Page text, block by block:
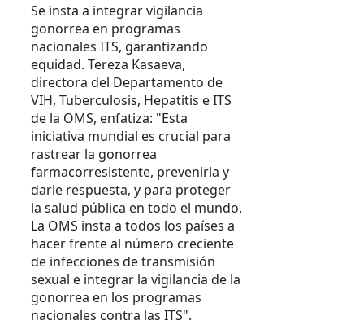
Se insta a integrar vigilancia
gonorrea en programas
nacionales ITS, garantizando
equidad. Tereza Kasaeva,
directora del Departamento de
VIH, Tuberculosis, Hepatitis e ITS
de la OMS, enfatiza: "Esta
iniciativa mundial es crucial para
rastrear la gonorrea
farmacorresistente, prevenirla y
darle respuesta, y para proteger
la salud pública en todo el mundo.
La OMS insta a todos los países a
hacer frente al número creciente
de infecciones de transmisión
sexual e integrar la vigilancia de la
gonorrea en los programas
nacionales contra las ITS".